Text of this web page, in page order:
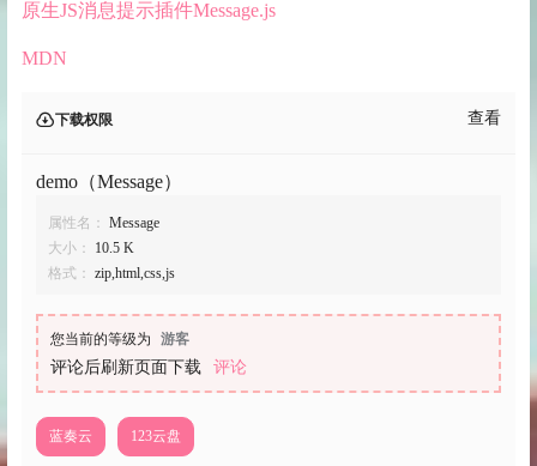
原生JS消息提示插件Message.js
MDN
下载权限 查看
demo（Message）
属性名： Message
大小：
10.5 K
格式： zip,html,css,js
您当前的等级为 游客
评论后刷新页面下载 评论
蓝奏云 123云盘